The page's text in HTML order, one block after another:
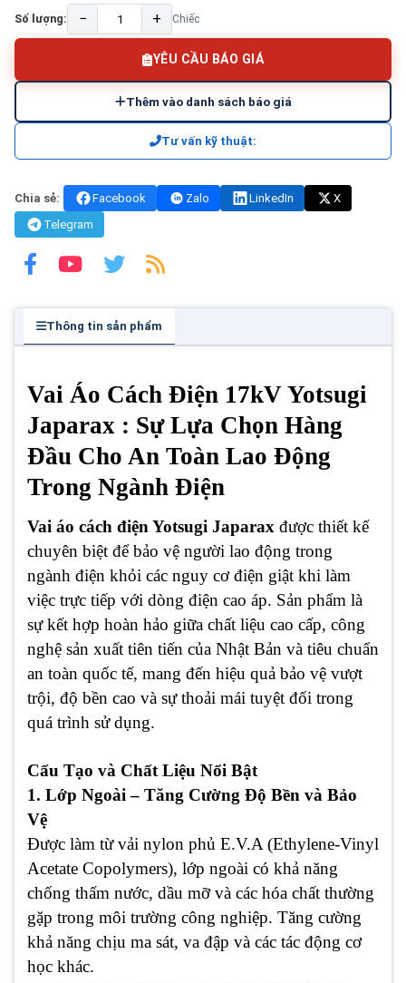
Số lượng: − + Chiếc
YÊU CẦU BÁO GIÁ
Thêm vào danh sách báo giá
Tư vấn kỹ thuật:
Chia sẻ: Facebook Zalo LinkedIn
X
Telegram
Thông tin sản phẩm
Vai Áo Cách Điện 17kV Yotsugi
Japarax : Sự Lựa Chọn Hàng
Đầu Cho An Toàn Lao Động
Trong Ngành Điện
Vai áo cách điện Yotsugi Japarax được thiết kế
chuyên biệt để bảo vệ người lao động trong
ngành điện khỏi các nguy cơ điện giật khi làm
việc trực tiếp với dòng điện cao áp. Sản phẩm là
sự kết hợp hoàn hảo giữa chất liệu cao cấp, công
nghệ sản xuất tiên tiến của Nhật Bản và tiêu chuẩn
an toàn quốc tế, mang đến hiệu quả bảo vệ vượt
trội, độ bền cao và sự thoải mái tuyệt đối trong
quá trình sử dụng.
Cấu Tạo và Chất Liệu Nổi Bật
1. Lớp Ngoài – Tăng Cường Độ Bền và Bảo
Vệ
Được làm từ vải nylon phủ E.V.A (Ethylene-Vinyl
Acetate Copolymers), lớp ngoài có khả năng
chống thấm nước, dầu mỡ và các hóa chất thường
gặp trong môi trường công nghiệp. Tăng cường
khả năng chịu ma sát, va đập và các tác động cơ
học khác.